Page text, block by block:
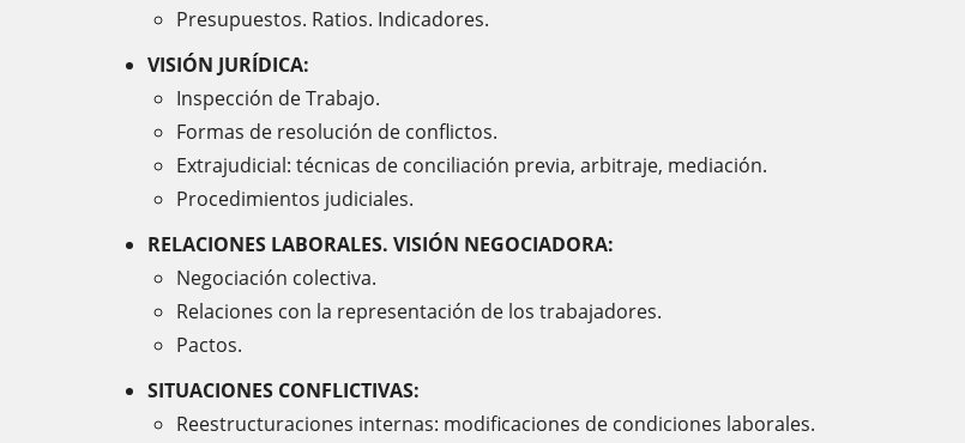
Presupuestos. Ratios. Indicadores.
VISIÓN JURÍDICA:
Inspección de Trabajo.
Formas de resolución de conflictos.
Extrajudicial: técnicas de conciliación previa, arbitraje, mediación.
Procedimientos judiciales.
RELACIONES LABORALES. VISIÓN NEGOCIADORA:
Negociación colectiva.
Relaciones con la representación de los trabajadores.
Pactos.
SITUACIONES CONFLICTIVAS:
Reestructuraciones internas: modificaciones de condiciones laborales.